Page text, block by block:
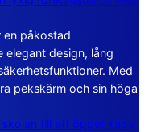
en påkostad
design, lång
Med
pekskärm och sin höga
till ett öppet kaos